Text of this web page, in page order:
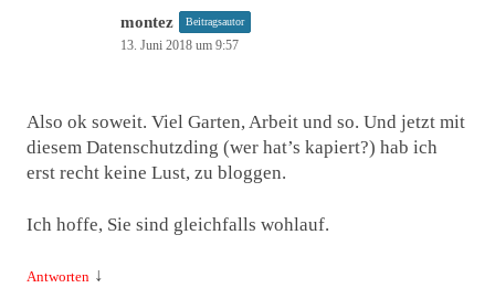
montez Beitragsautor
13. Juni 2018 um 9:57
Also ok soweit. Viel Garten, Arbeit und so. Und jetzt mit
diesem Datenschutzding (wer hat’s kapiert?) hab ich
erst recht keine Lust, zu bloggen.
Ich hoffe, Sie sind gleichfalls wohlauf.
Antworten ↓